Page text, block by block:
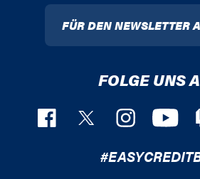
FÜR DEN NEWSLETTER
FOLGE UNS